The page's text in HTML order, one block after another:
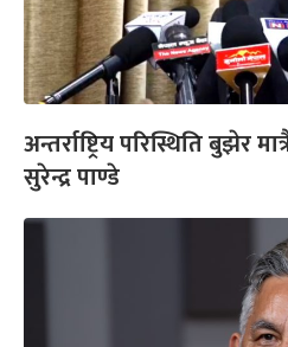
अन्तर्राष्ट्रिय परिस्थिति बुझेर
सुरेन्द्र पाण्डे